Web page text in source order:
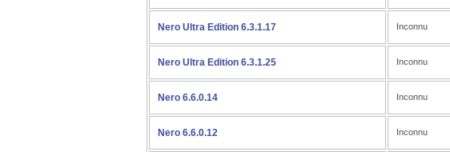
Nero Ultra Edition 6.3.1.17 Inconnu
Nero Ultra Edition 6.3.1.25 Inconnu
Nero 6.6.0.14 Inconnu
Nero 6.6.0.12 Inconnu